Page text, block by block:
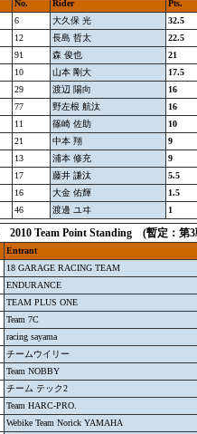
No. Rider
Pts.
6 大久保 光
32.5
12 長島 哲太
22.5
91 森 俊也
21
10 山本 剛大
17.5
29 渡辺 陽向
16
77 野左根 航汰
16
11 篠崎 佐助
10
21 中本 翔
9
13 浦本 修充
9
17 藤井 謙汰
5.5
16 大金 佑輝
1.5
46 渡邊 ユヰ 1
2010 Team Point Standing (暫定：第
Entrant
18 GARAGE RACING TEAM
ENDURANCE
TEAM PLUS ONE
Team 7C
racing sayama
チームウイリー
Team NOBBY
チーム テック2
Team HARC-PRO.
Webike Team Norick YAMAHA